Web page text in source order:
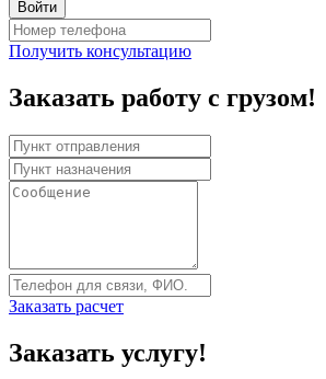
Получить консультацию
Заказать работу с грузом!
Заказать расчет
Заказать услугу!